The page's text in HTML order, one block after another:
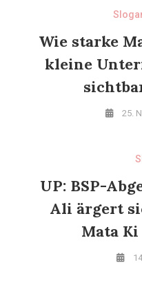
Wie starke
kleine
25.
UP: BSP-
Ali ärgert
Mata Ki